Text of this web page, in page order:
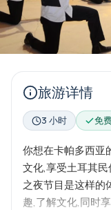
旅游详情
3 小时 免
你想在卡帕多西亚
文化,享受土耳其
之夜节目是这样的
趣,了解文化,同时